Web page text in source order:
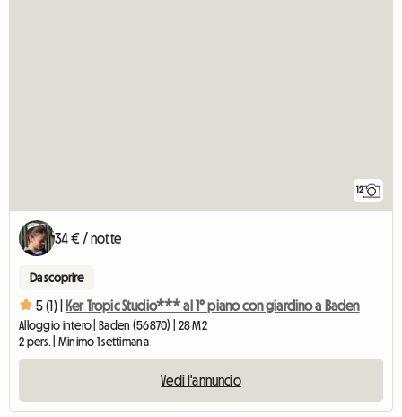
12
34 € / notte
Da scoprire
5 (1) | Ker Tropic Studio*** al 1° piano con giardino a Baden
Alloggio intero | Baden (56870) | 28 M2
2 pers. | Minimo 1 settimana
Vedi l'annuncio